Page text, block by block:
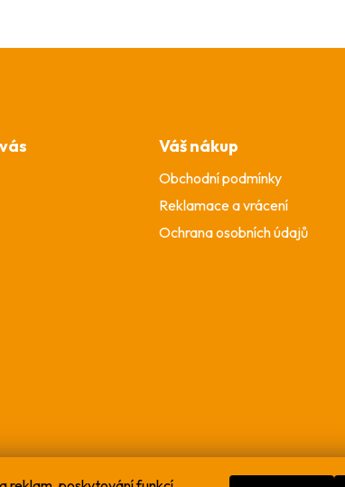
Váš nákup
Obchodní podmínky
Reklamace a vrácení
Ochrana osobních údajů